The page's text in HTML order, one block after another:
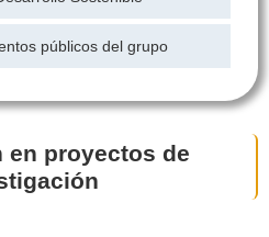
públicos del grupo
en proyectos de